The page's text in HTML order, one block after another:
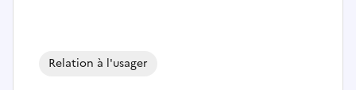
Relation à l'usager